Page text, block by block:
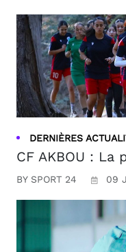
DERNIÈRES
CF AKBOU : La
BY SPORT 24 09